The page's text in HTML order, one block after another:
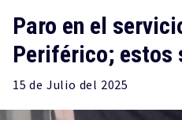
Paro en el
Periférico; estos
15 de Julio del 2025